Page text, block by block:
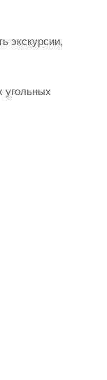
экскурсии,
угольных